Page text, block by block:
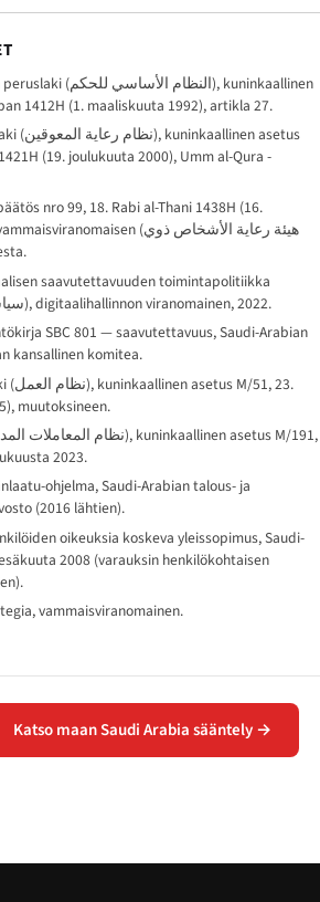
(النظام الأساسي للحكم), kuninkaallinen
1412H (1. maaliskuuta 1992), artikla 27.
(نظام رعاية المعوقين), kuninkaallinen asetus
(19. joulukuuta 2000), Umm al-Qura -
nro 99, 18. Rabi al-Thani 1438H (16.
(هيئة رعاية الأشخاص ذوي
saavutettavuuden toimintapolitiikka
), digitaalihallinnon viranomainen, 2022.
SBC 801 — saavutettavuus, Saudi-Arabian
kansallinen komitea.
(نظام العمل), kuninkaallinen asetus M/51, 23.
muutoksineen.
نظام المعاملات), kuninkaallinen asetus M/191,
2023.
ohjelma, Saudi-Arabian talous- ja
(2016 lähtien).
oikeuksia koskeva yleissopimus, Saudi-
2008 (varauksin henkilökohtaisen
vammaisviranomainen.
Katso maan Saudi Arabia sääntely →